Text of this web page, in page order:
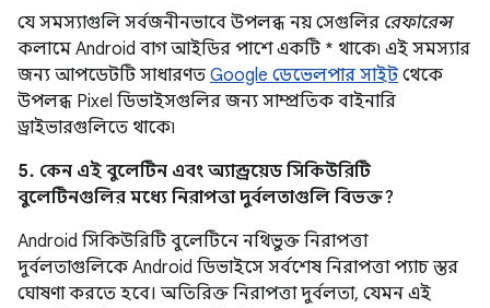
যে সমস্যাগুলি সর্বজনীনভাবে উপলব্ধ নয় সেগুলির রেফারেন্স
কলামে Android বাগ আইডির পাশে একটি * থাকে৷ এই সমস্যার
জন্য আপডেটটি সাধারণত Google ডেভেলপার সাইট থেকে
উপলব্ধ Pixel ডিভাইসগুলির জন্য সাম্প্রতিক বাইনারি
ড্রাইভারগুলিতে থাকে৷
5. কেন এই বুলেটিন এবং অ্যান্ড্রয়েড সিকিউরিটি
বুলেটিনগুলির মধ্যে নিরাপত্তা দুর্বলতাগুলি বিভক্ত?
Android সিকিউরিটি বুলেটিনে নথিভুক্ত নিরাপত্তা
দুর্বলতাগুলিকে Android ডিভাইসে সর্বশেষ নিরাপত্তা প্যাচ স্তর
ঘোষণা করতে হবে। অতিরিক্ত নিরাপত্তা দুর্বলতা, যেমন এই